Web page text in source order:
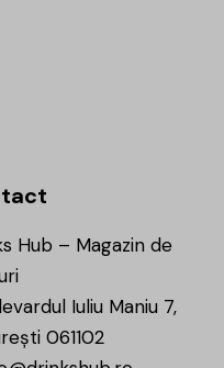
Hub – Magazin de
Iuliu Maniu 7,
061102